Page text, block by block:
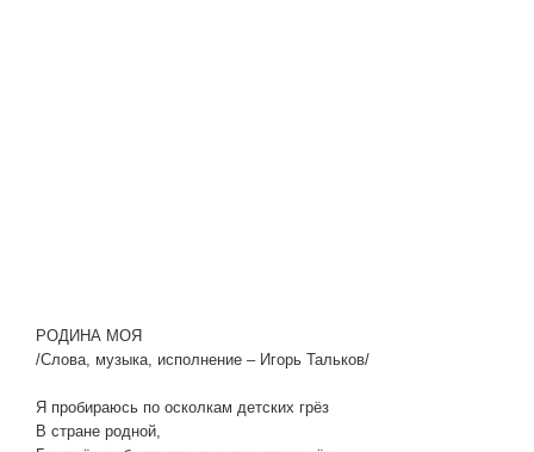
РОДИНА МОЯ
/Слова, музыка, исполнение – Игорь Тальков/
Я пробираюсь по осколкам детских грёз
В стране родной,